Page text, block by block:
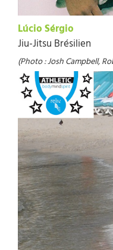
Lúcio Sérgio
Jiu-Jitsu Brésilien
(Photo : Josh Campbell,